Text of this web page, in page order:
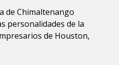
de Chimaltenango
personalidades de la
de Houston,